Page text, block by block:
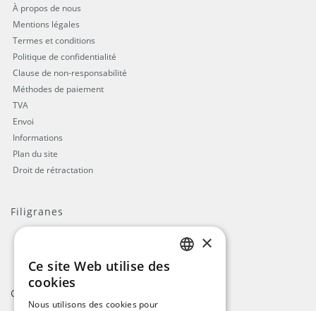
À propos de nous
Mentions légales
Termes et conditions
Politique de confidentialité
Clause de non-responsabilité
Méthodes de paiement
TVA
Envoi
Informations
Plan du site
Droit de rétractation
Filigranes
Contact
×
Ce site Web utilise des
cookies
Nous utilisons des cookies pour